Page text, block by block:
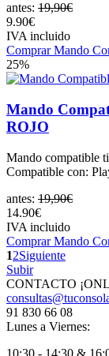
antes: 19,90€
9.90€
IVA incluido
Comprar Mando
25%
Mando
ROJO
Mando compatible
Compatible con:
antes: 19,90€
14.90€
IVA incluido
Comprar Mando
12Siguiente
Subir
CONTACTO
91 830 66 08
Lunes a Viernes:
10:30 - 14:30 &